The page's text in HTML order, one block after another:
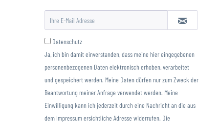
Datenschutz
Ja, ich bin damit einverstanden, dass meine hier eingegebenen
personenbezogenen Daten elektronisch erhoben, verarbeitet
und gespeichert werden. Meine Daten dürfen nur zum Zweck der
Beantwortung meiner Anfrage verwendet werden. Meine
Einwilligung kann ich jederzeit durch eine Nachricht an die aus
dem Impressum ersichtliche Adresse widerrufen. Die